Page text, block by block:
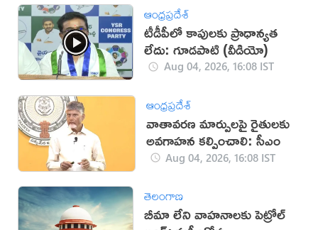
ఆంధ్రప్రదేశ్
టీడీపీలో కాపులకు ప్రాధాన్యత
లేదు: గూడపాటి (వీడియో)
Aug 04, 2026, 16:08 IST
ఆంధ్రప్రదేశ్
వాతావరణ మార్పులపై రైతులకు
అవగాహన కల్పించాలి: సీఎం
Aug 04, 2026, 16:08 IST
తెలంగాణ
బీమా లేని వాహనాలకు పెట్రోల్